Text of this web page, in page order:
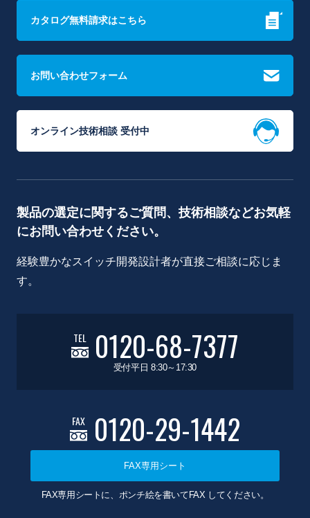
カタログ無料請求はこちら
お問い合わせフォーム
オンライン技術相談 受付中
製品の選定に関するご質問、技術相談などお気軽
にお問い合わせください。
経験豊かなスイッチ開発設計者が直接ご相談に応じま
す。
TEL 0120-68-7377
受付平日 8:30～17:30
FAX 0120-29-1442
FAX専用シート
FAX専用シートに、ポンチ絵を書いてFAX してください。